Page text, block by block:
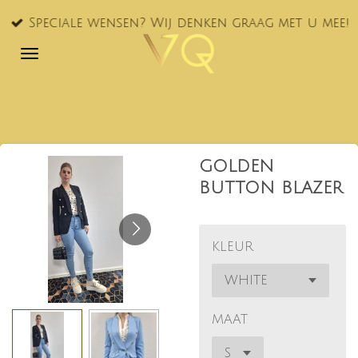
Ga
naar
Speciale wensen? Wij denken graag met u mee!
GOLDEN
BUTTON BLAZER
KLEUR
MAAT